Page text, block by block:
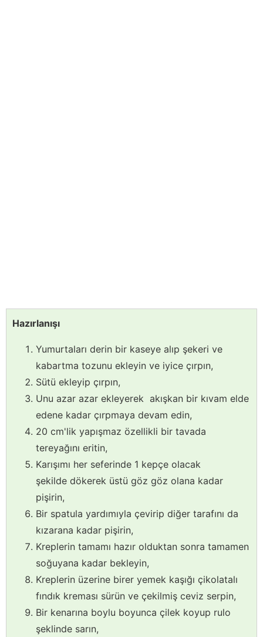
Hazırlanışı
Yumurtaları derin bir kaseye alıp şekeri ve
kabartma tozunu ekleyin ve iyice çırpın,
Sütü ekleyip çırpın,
Unu azar azar ekleyerek akışkan bir kıvam elde
edene kadar çırpmaya devam edin,
20 cm'lik yapışmaz özellikli bir tavada
tereyağını eritin,
Karışımı her seferinde 1 kepçe olacak
şekilde dökerek üstü göz göz olana kadar
pişirin,
Bir spatula yardımıyla çevirip diğer tarafını da
kızarana kadar pişirin,
Kreplerin tamamı hazır olduktan sonra tamamen
soğuyana kadar bekleyin,
Kreplerin üzerine birer yemek kaşığı çikolatalı
fındık kreması sürün ve çekilmiş ceviz serpin,
Bir kenarına boylu boyunca çilek koyup rulo
şeklinde sarın,